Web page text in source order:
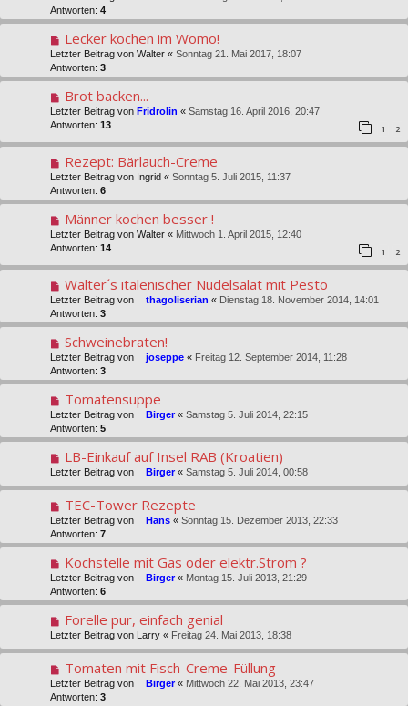
Antworten: 4
Lecker kochen im Womo!
Letzter Beitrag von Walter « Sonntag 21. Mai 2017, 18:07
Antworten: 3
Brot backen...
Letzter Beitrag von Fridrolin « Samstag 16. April 2016, 20:47
Antworten: 13 1 2
Rezept: Bärlauch-Creme
Letzter Beitrag von Ingrid « Sonntag 5. Juli 2015, 11:37
Antworten: 6
Männer kochen besser !
Letzter Beitrag von Walter « Mittwoch 1. April 2015, 12:40
Antworten: 14 1 2
Walter´s italenischer Nudelsalat mit Pesto
Letzter Beitrag von thagoliserian « Dienstag 18. November 2014, 14:01
Antworten: 3
Schweinebraten!
Letzter Beitrag von joseppe « Freitag 12. September 2014, 11:28
Antworten: 3
Tomatensuppe
Letzter Beitrag von Birger« Samstag 5. Juli 2014, 22:15
Antworten: 5
LB-Einkauf auf Insel RAB (Kroatien)
Letzter Beitrag von Birger« Samstag 5. Juli 2014, 00:58
TEC-Tower Rezepte
Letzter Beitrag von Hans « Sonntag 15. Dezember 2013, 22:33
Antworten: 7
Kochstelle mit Gas oder elektr.Strom ?
Letzter Beitrag von Birger« Montag 15. Juli 2013, 21:29
Antworten: 6
Forelle pur, einfach genial
Letzter Beitrag von Larry « Freitag 24. Mai 2013, 18:38
Tomaten mit Fisch-Creme-Füllung
Letzter Beitrag von Birger« Mittwoch 22. Mai 2013, 23:47
Antworten: 3